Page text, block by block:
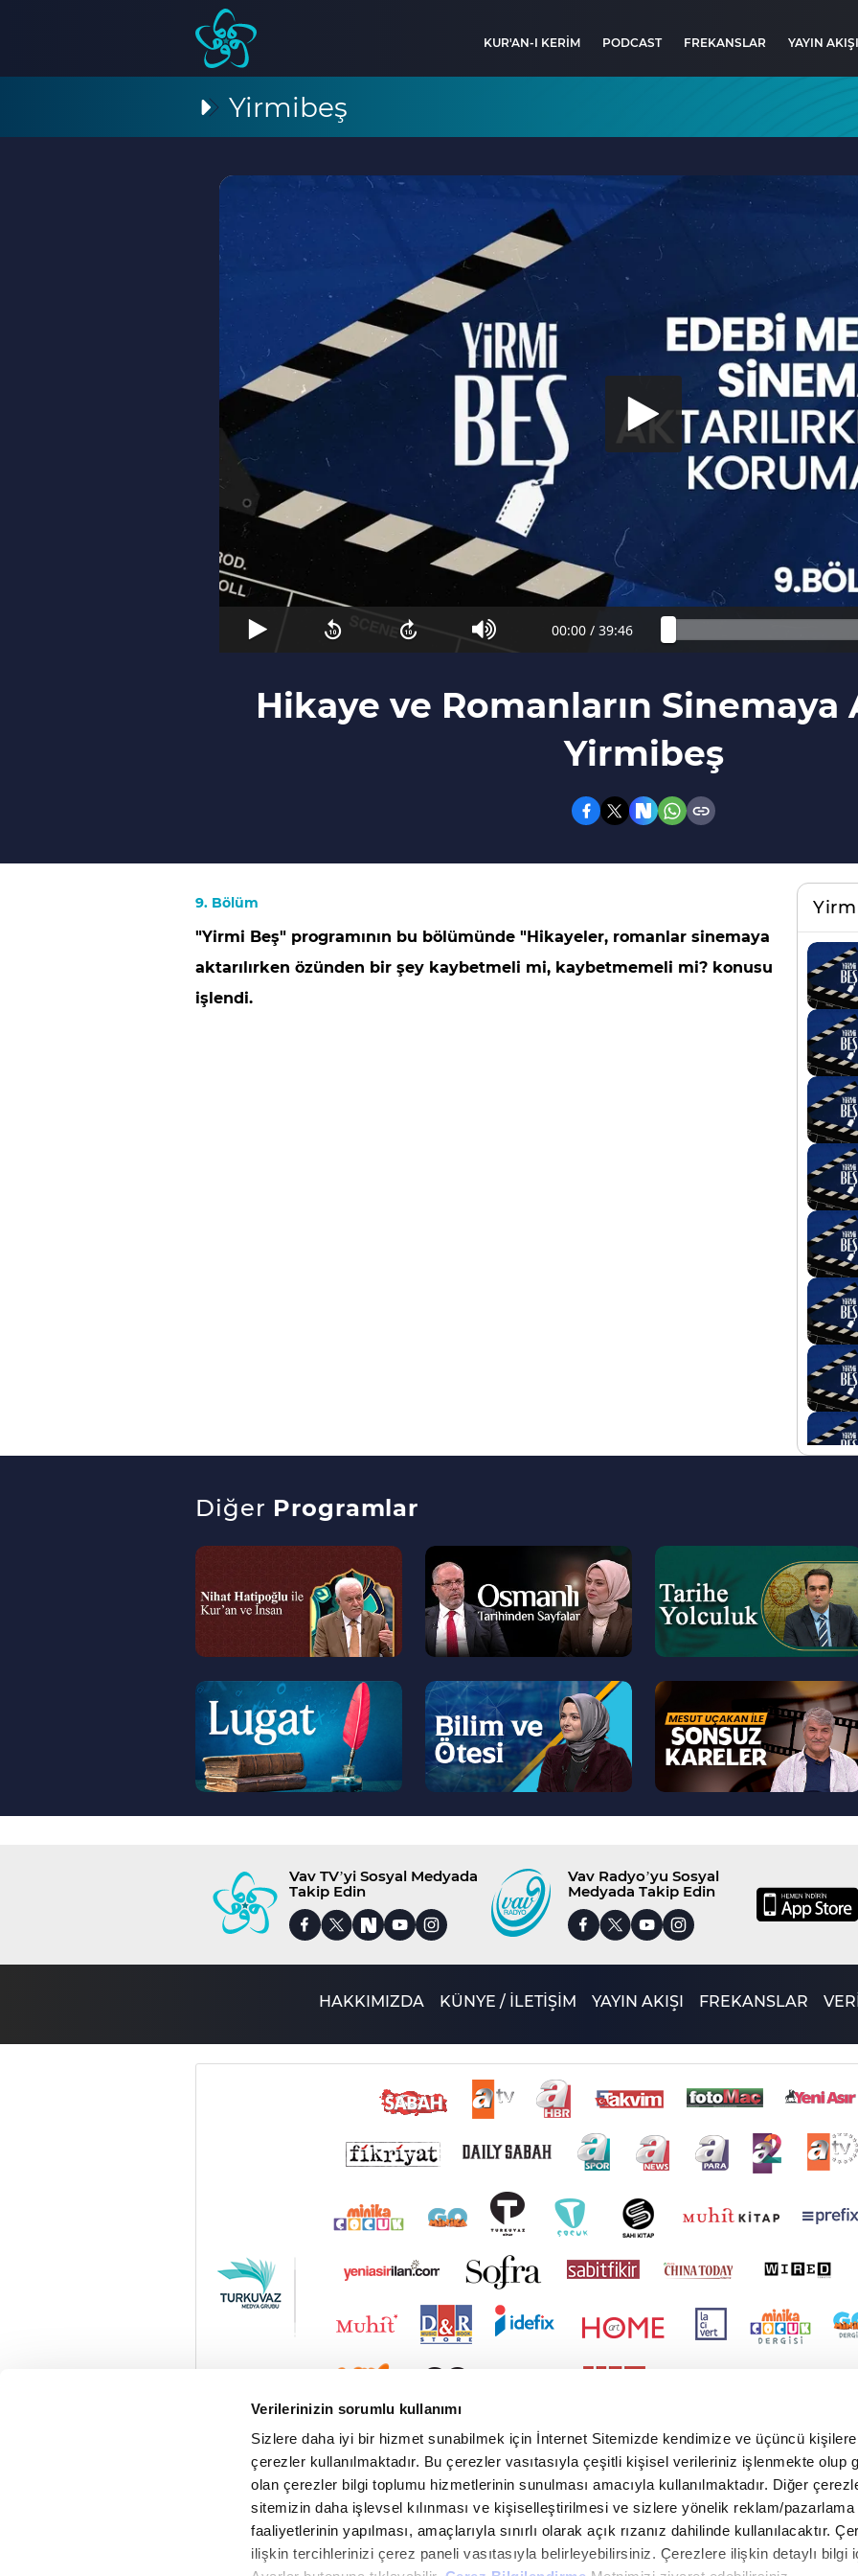
Verilerinizin sorumlu kullanımı
Sizlere daha iyi bir hizmet sunabilmek için İnternet Sitemizde kendimize ve üçüncü
çerezler kullanılmaktadır. Bu çerezler vasıtasıyla çeşitli kişisel verileriniz işlenmekte olup
olan çerezler bilgi toplumu hizmetlerinin sunulması amacıyla kullanılmaktadır. Diğer
sitemizin daha işlevsel kılınması ve kişiselleştirilmesi ve sizlere yönelik reklam/pazarlama
faaliyetlerinin yapılması, amaçlarıyla sınırlı olarak açık rızanız dahilinde kullanılacaktır.
ilişkin tercihlerinizi çerez paneli vasıtasıyla belirleyebilirsiniz. Çerezlere ilişkin detaylı bilgi
KUR'AN-I KERİM PODCAST FREKANSLAR YAYIN AKIŞI
Yirmibeş
00:00 / 39:46
Hikaye ve Romanların Sinemaya
Yirmibeş
9. Bölüm
"Yirmi Beş" programının bu bölümünde "Hikayeler, romanlar sinemaya
aktarılırken özünden bir şey kaybetmeli mi, kaybetmemeli mi? konusu
işlendi.
Diğer Programlar
>
>
--
--
--
>
Vav TV’yi Sosyal Medyada
Takip Edin
Vav Radyo’yu Sosyal
Medyada Takip Edin
HAKKIMIZDA KÜNYE / İLETİŞİM YAYIN AKIŞI FREKANSLAR